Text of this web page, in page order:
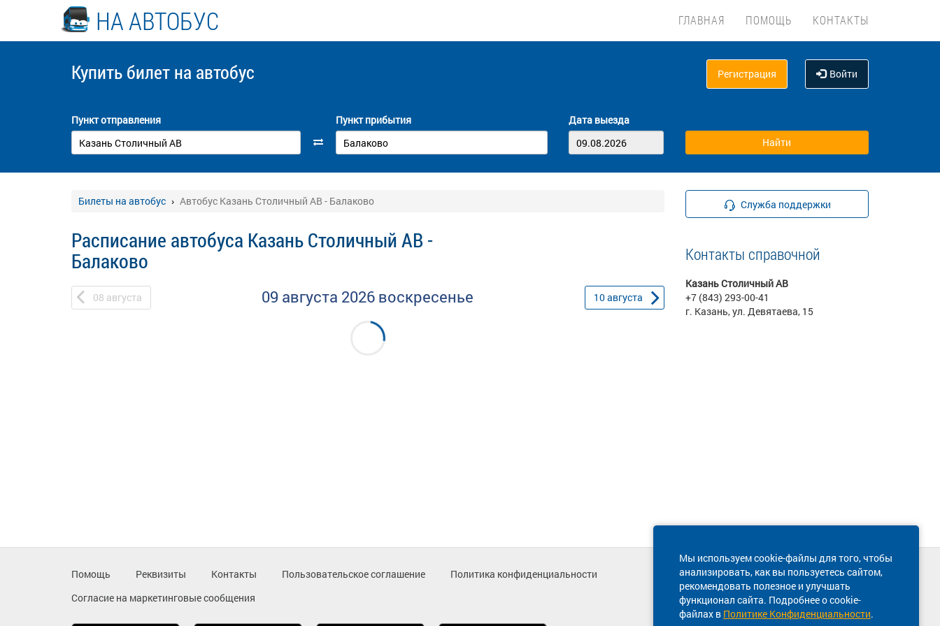
НА АВТОБУС ГЛАВНАЯ ПОМОЩЬ КОНТАКТЫ
Купить билет на автобус Регистрация Войти
Пункт отправления Пункт прибытия Дата выезда
Билеты на автобус Автобус Казань Столичный АВ - Балаково
Расписание автобуса Казань Столичный АВ -
Балаково
08 августа 09 августа 2026 воскресенье 10августа
Служба поддержки
Контакты справочной
Казань Столичный АВ
+7 (843) 293-00-41
г. Казань, ул. Девятаева, 15
Мы используем cookie-файлы для того, чтобы
анализировать, как вы пользуетесь сайтом,
рекомендовать полезное и улучшать
функционал сайта. Подробнее о cookie-
файлах в Политике Конфиденциальности.
Помощь Реквизиты Контакты Пользовательское соглашение
Политика конфиденциальности
Согласие на маркетинговые сообщения
Техническая поддержка сайта
8 800 600-03-38